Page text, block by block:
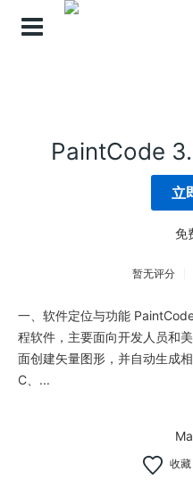
PaintCode
立
免
暂无评分
一、软件定位与功能
程软件，主要面向开发人员和
面创建矢量图形，并自动生成
C、...